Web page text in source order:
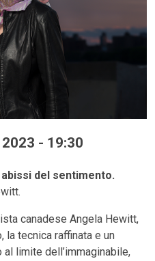
- 19:30
del sentimento.
canadese Angela Hewitt,
la tecnica raffinata e un
limite dell’immaginabile,